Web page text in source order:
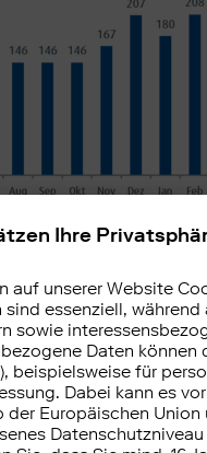
dem
mit ETFs bei
der
100 zeigt eine